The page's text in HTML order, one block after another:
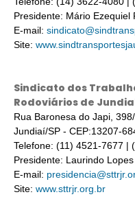
Presidente: Mário Ezequiel
E-mail:
Site:
Sindicato dos
Rodoviários de
Rua Baronesa do Japi,
Jundiaí/SP - CEP:13207-
Telefone: (11) 4521-7677 |
Presidente: Laurindo Lopes
E-mail:
Site: www.sttrjr.org.br